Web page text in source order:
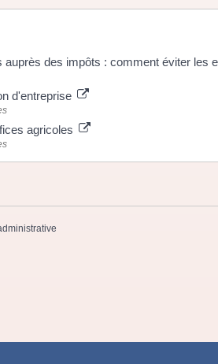
auprès des impôts : comment éviter les
d'entreprise
agricoles